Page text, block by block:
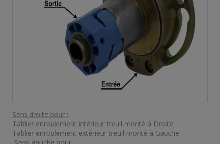
Sens droite pour :
Tablier enroulement intérieur treuil monté à Droite
Tablier enroulement extérieur treuil monté à Gauche